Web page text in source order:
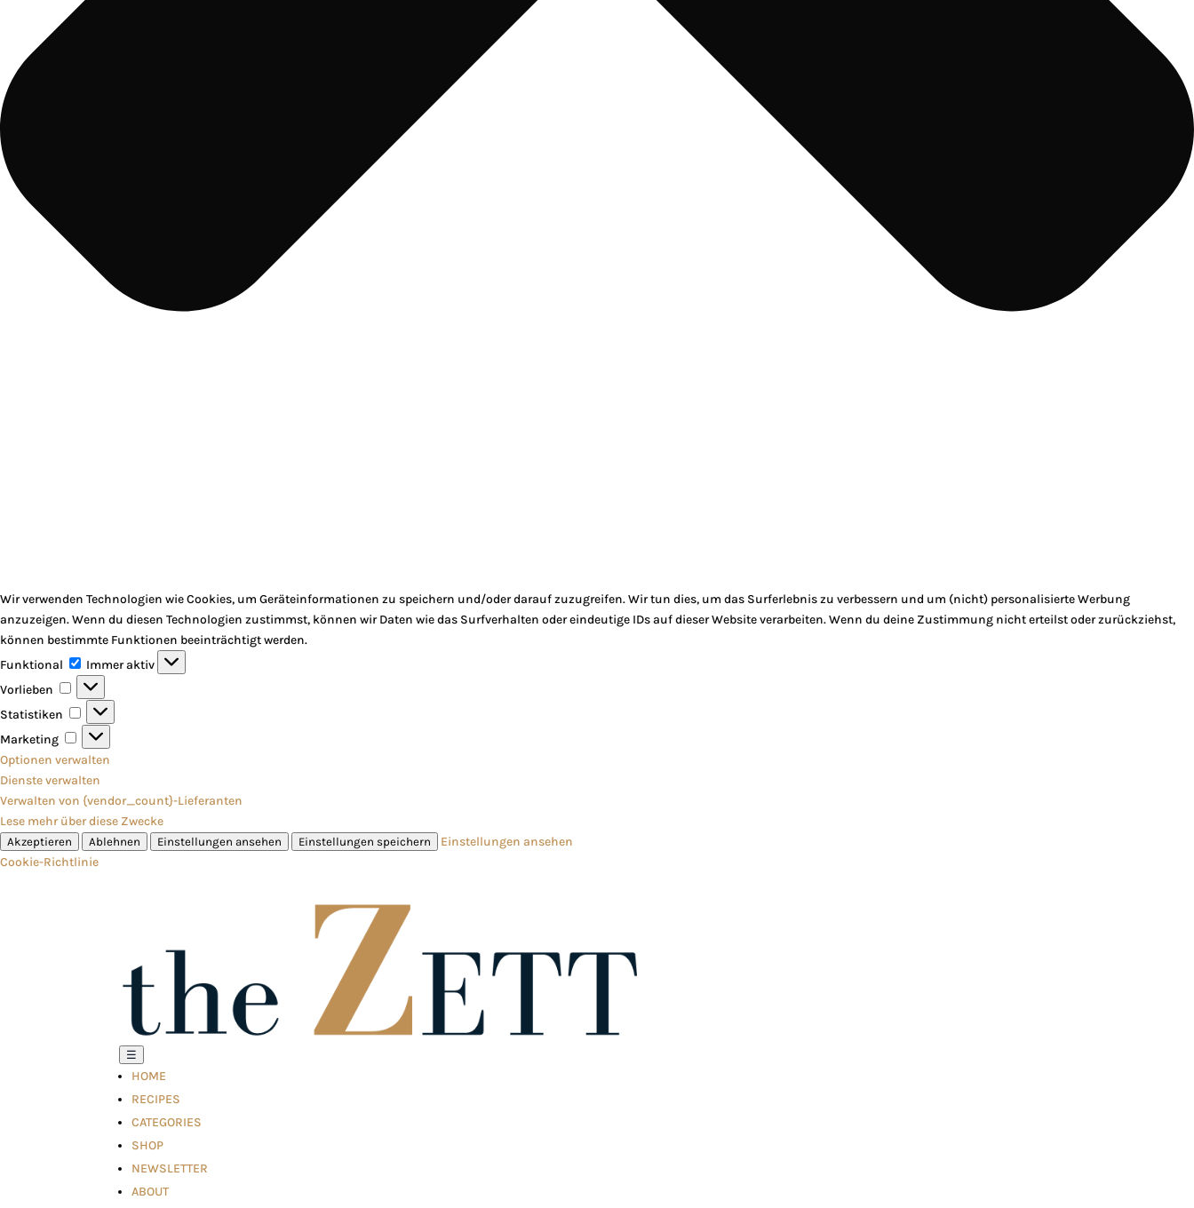
Wir verwenden Technologien wie Cookies, um Geräteinformationen zu speichern und/oder darauf zuzugreifen. Wir tun dies, um das Surferlebnis zu verbessern und um (nicht) personalisierte Werbung
anzuzeigen. Wenn du diesen Technologien zustimmst, können wir Daten wie das Surfverhalten oder eindeutige IDs auf dieser Website verarbeiten. Wenn du deine Zustimmung nicht erteilst oder zurückziehst,
können bestimmte Funktionen beeinträchtigt werden.
Funktional
Funktional
Immer aktiv
Vorlieben
Vorlieben
Statistiken
Statistiken
Marketing
Marketing
Optionen verwalten
Dienste verwalten
Verwalten von {vendor_count}-Lieferanten
Lese mehr über diese Zwecke
Akzeptieren Ablehnen Einstellungen ansehen Einstellungen speichern
Einstellungen ansehen
Cookie-Richtlinie
☰
HOME
RECIPES
CATEGORIES
SHOP
NEWSLETTER
ABOUT